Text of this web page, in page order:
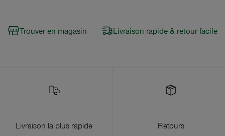
Trouver en magasin Livraison rapide & retour facile
Livraison la plus rapide
Retours